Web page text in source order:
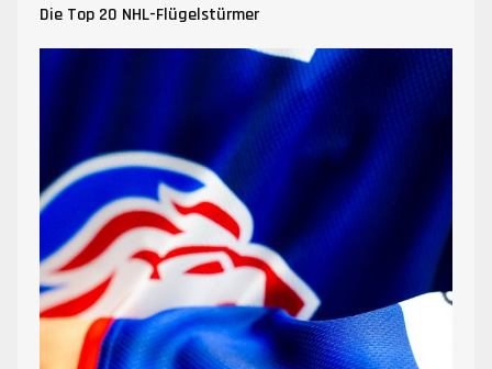
Die Top 20 NHL-Flügelstürmer